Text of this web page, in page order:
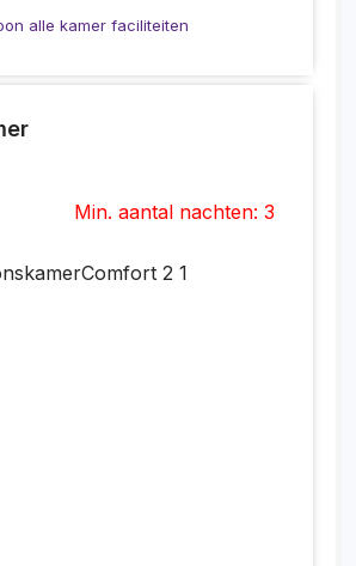
alle kamer faciliteiten
Min. aantal nachten: 3